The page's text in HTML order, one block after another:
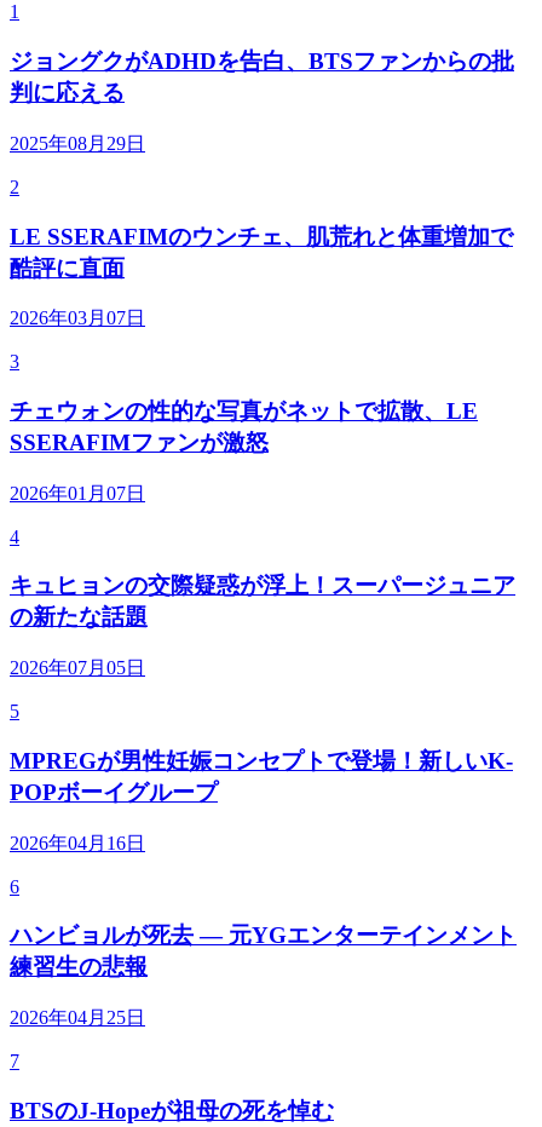
1
ジョングクがADHDを告白、BTSファンからの批
判に応える
2025年08月29日
2
LE SSERAFIMのウンチェ、肌荒れと体重増加で
酷評に直面
2026年03月07日
3
チェウォンの性的な写真がネットで拡散、LE
SSERAFIMファンが激怒
2026年01月07日
4
キュヒョンの交際疑惑が浮上！スーパージュニア
の新たな話題
2026年07月05日
5
MPREGが男性妊娠コンセプトで登場！新しいK-
POPボーイグループ
2026年04月16日
6
ハンビョルが死去 — 元YGエンターテインメント
練習生の悲報
2026年04月25日
7
BTSのJ-Hopeが祖母の死を悼む